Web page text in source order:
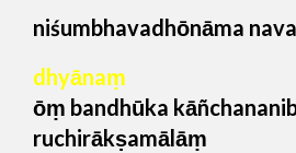
niśumbhavadhōnāma
dhyānaṃ
ōṃ bandhūka
ruchirākṣamālāṃ